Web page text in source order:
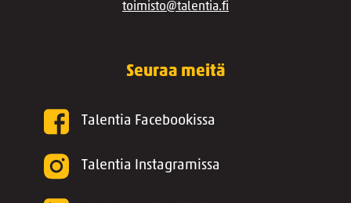
toimisto@talentia.fi
Seuraa meitä
Talentia Facebookissa
Talentia Instagramissa